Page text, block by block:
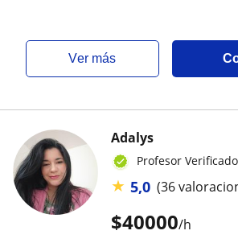
ver más
$40000/h
Adalys
Profesor Verificado
★ 5,0 (36